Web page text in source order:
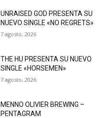
UNRAISED GOD PRESENTA SU
NUEVO SINGLE «NO REGRETS»
7 agosto, 2026
THE HU PRESENTA SU NUEVO
SINGLE «HORSEMEN»
7 agosto, 2026
MENNO OLIVIER BREWING –
PENTAGRAM